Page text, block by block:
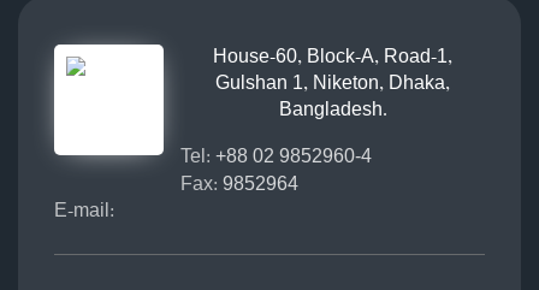
House-60, Block-A, Road-1,
Gulshan 1, Niketon, Dhaka,
Bangladesh.
Tel: +88 02 9852960-4
Fax: 9852964
E-mail: